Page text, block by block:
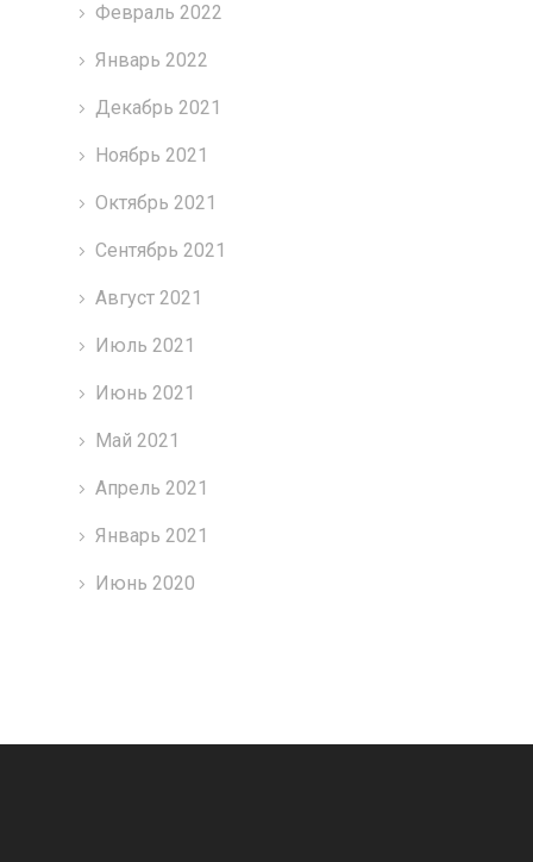
Февраль 2022
Январь 2022
Декабрь 2021
Ноябрь 2021
Октябрь 2021
Сентябрь 2021
Август 2021
Июль 2021
Июнь 2021
Май 2021
Апрель 2021
Январь 2021
Июнь 2020